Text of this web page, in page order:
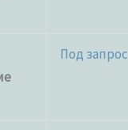
Под запрос